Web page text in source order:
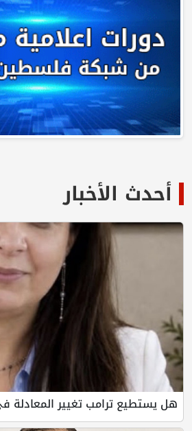
أحدث الأخبار
هل يستطيع ترامب تغيير المعادلة